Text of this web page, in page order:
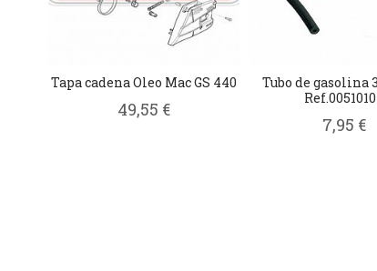
Tapa cadena Oleo Mac GS 440
49,55 €
Tubo de gasolina
7,95 €